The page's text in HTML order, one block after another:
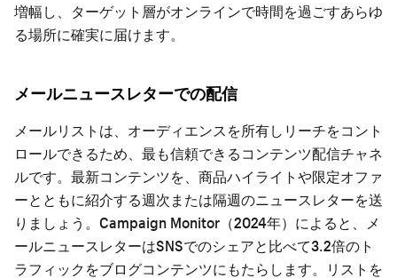
増幅し、ターゲット層がオンラインで時間を過ごすあらゆ
る場所に確実に届けます。
メールニュースレターでの配信
メールリストは、オーディエンスを所有しリーチをコント
ロールできるため、最も信頼できるコンテンツ配信チャネ
ルです。最新コンテンツを、商品ハイライトや限定オファ
ーとともに紹介する週次または隔週のニュースレターを送
りましょう。Campaign Monitor（2024年）によると、メ
ールニュースレターはSNSでのシェアと比べて3.2倍のト
ラフィックをブログコンテンツにもたらします。リストを